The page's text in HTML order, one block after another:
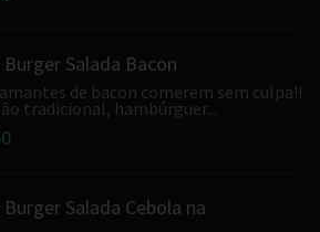
Burger Salada Bacon
de bacon comerem sem culpa!!
tradicional, hambúrguer...
Burger Salada Cebola na